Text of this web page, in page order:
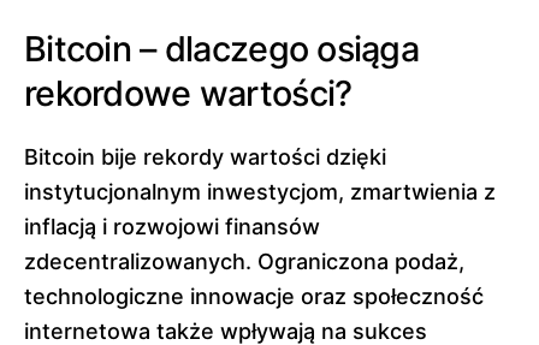
Bitcoin – dlaczego osiąga
rekordowe wartości?
Bitcoin bije rekordy wartości dzięki
instytucjonalnym inwestycjom, zmartwienia z
inflacją i rozwojowi finansów
zdecentralizowanych. Ograniczona podaż,
technologiczne innowacje oraz społeczność
internetowa także wpływają na sukces